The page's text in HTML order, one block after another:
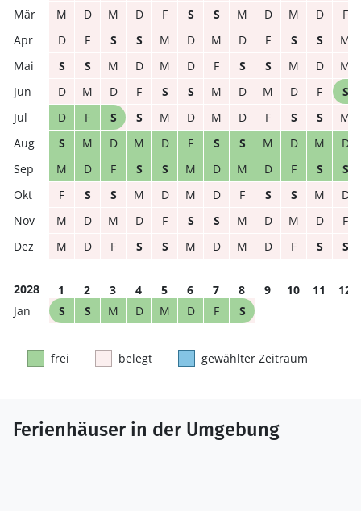
M
D M D F S S M D M D
F
D
F S S M D M D F S S
M
S
S M D M D F S S M D
M
D
M D F S S M D M D F
S
D
F S S M D M D F S S
M
S
M D M D F S S M D M
D
M
D F S S M D M D F S
S
F
S S M D M D F S S M
D
M
D M D F S S M D M D
F
M
D F S S M D M D F S S
2028 1 2 3 4 5 6 7 8 9 10 11
12
S
S M D M D F S
frei belegt gewählter Zeitraum
Ferienhäuser in der Umgebung